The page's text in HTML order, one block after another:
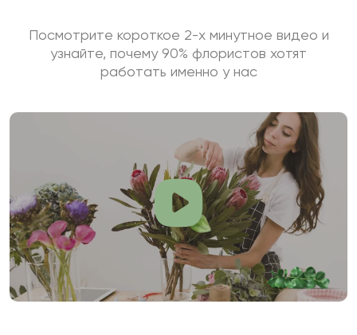
Посмотрите короткое 2-х минутное видео и
узнайте, почему 90% флористов хотят
работать именно у нас